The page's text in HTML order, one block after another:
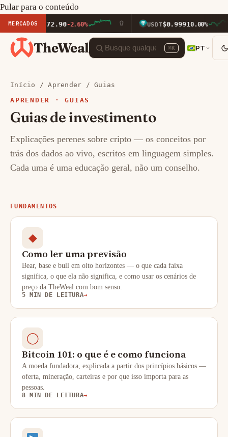
Pular para o conteúdo
MERCADOS
$1,872.90-2.60% USDT$0.99910.00%
TheWeal ⌘K PT
Início /Aprender / Guias
APRENDER · GUIAS
Guias de investimento
Explicações perenes sobre cripto — os conceitos por
trás dos dados ao vivo, escritos em linguagem simples.
Cada uma é uma educação geral, não um conselho.
FUNDAMENTOS
◆
Como ler uma previsão
Bear, base e bull em oito horizontes — o que cada faixa
significa, o que ela não significa, e como usar os cenários de
preço da TheWeal com bom senso.
5 MIN DE LEITURA→
◯
Bitcoin 101: o que é e como funciona
A moeda fundadora, explicada a partir dos princípios básicos —
oferta, mineração, carteiras e por que isso importa para as
pessoas.
8 MIN DE LEITURA→